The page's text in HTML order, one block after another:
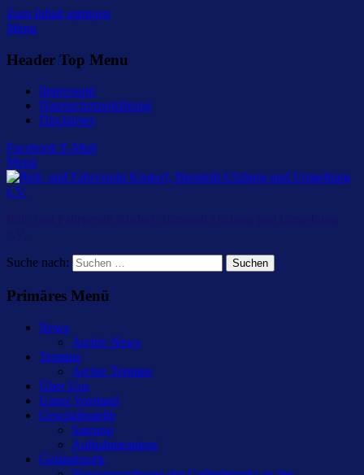
Zum Inhalt springen
Menu
Header Top Menu
Impressum
Datenschutzerklärung
Disclaimer
Facebook E-Mail
Menü
Suche nach:
Primäres Menü
News
Archiv News
Termine
Archiv Termine
Über Uns
Unser Vorstand
Geschäftsstelle
Satzung
Aufnahmeantrag
Geländepark